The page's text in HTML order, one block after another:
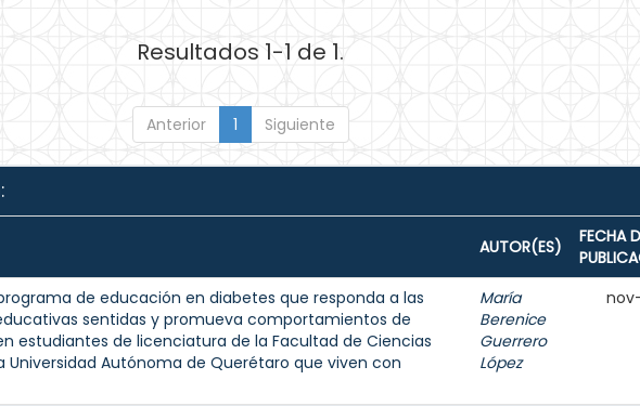
Resultados 1-1 de 1.
Anterior 1 Siguiente
AUTOR(ES)
FECHA
de educación en diabetes que responda a las
sentidas y promueva comportamientos de
estudiantes de licenciatura de la Facultad de Ciencias
Universidad Autónoma de Querétaro que viven con
María
Berenice
Guerrero
López